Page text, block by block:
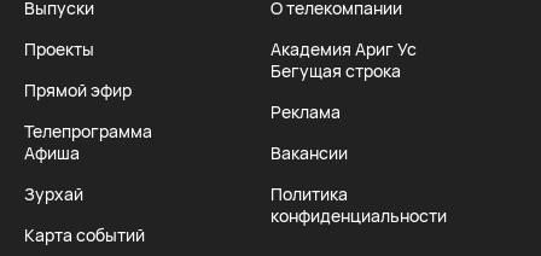
Выпуски
Проекты
Прямой эфир
Телепрограмма
Афиша
Зурхай
Карта событий
О телекомпании
Академия Ариг Ус
Бегущая строка
Реклама
Вакансии
Политика
конфиденциальности